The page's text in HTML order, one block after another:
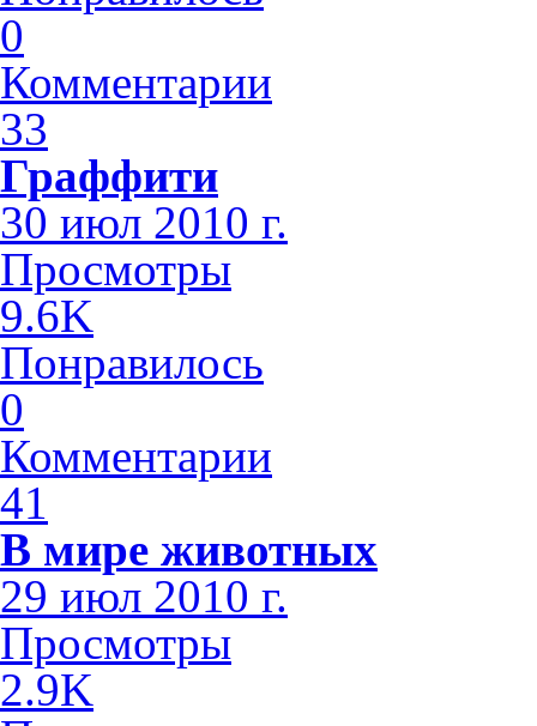
0
Комментарии
33
Граффити
30 июл 2010 г.
Просмотры
9.6K
Понравилось
0
Комментарии
41
В мире животных
29 июл 2010 г.
Просмотры
2.9K